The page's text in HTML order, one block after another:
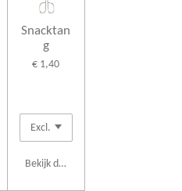
Snacktan
g
€ 1,40
Bekijk details